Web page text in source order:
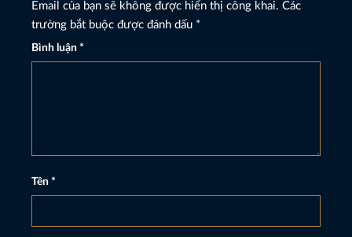
Email của bạn sẽ không được hiển thị công khai. Các
trường bắt buộc được đánh dấu *
Bình luận *
Tên *